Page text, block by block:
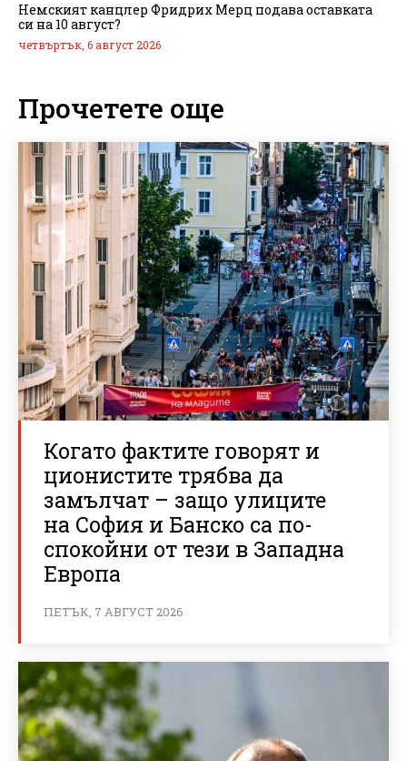
Немският канцлер Фридрих Мерц подава оставката
си на 10 август?
четвъртък, 6 август 2026
Прочетете още
Когато фактите говорят и
ционистите трябва да
замълчат – защо улиците
на София и Банско са по-
спокойни от тези в Западна
Европа
ПЕТЪК, 7 АВГУСТ 2026